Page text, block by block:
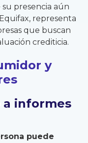
presencia aún
representa
que buscan
crediticia.
y
a informes
puede